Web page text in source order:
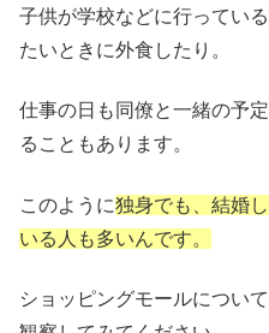
子供が学校などに行ってい
たいときに外食したり。
仕事の日も同僚と一緒の予
ることもあります。
このように独身でも、結婚
いる人も多いんです。
ショッピングモールについ